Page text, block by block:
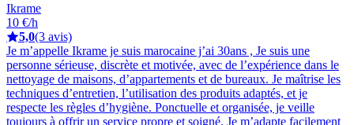
Ikrame
10 €/h
5,0(3 avis)
Je m’appelle Ikrame je suis marocaine j’ai 30ans , Je suis une
personne sérieuse, discrète et motivée, avec de l’expérience dans le
nettoyage de maisons, d’appartements et de bureaux. Je maîtrise les
techniques d’entretien, l’utilisation des produits adaptés, et je
respecte les règles d’hygiène. Ponctuelle et organisée, je veille
toujours à offrir un service propre et soigné. Je m’adapte facilement